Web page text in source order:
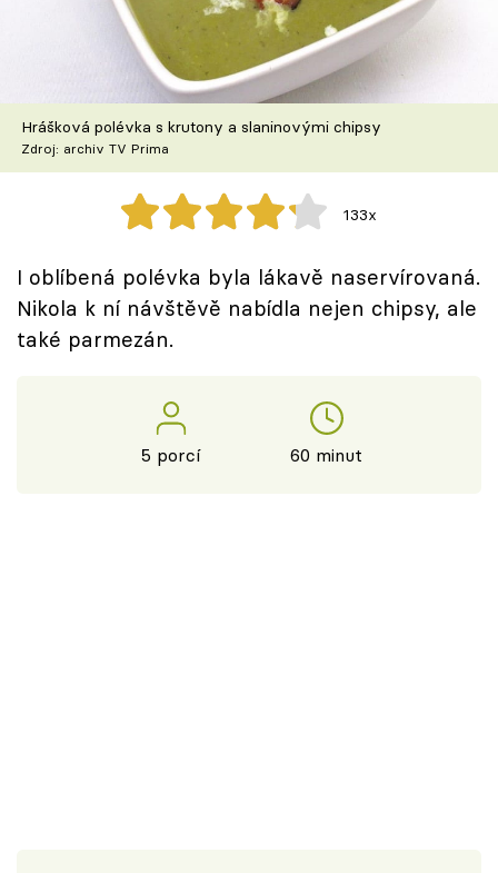
Škola vaření
Recepty z TV
Speciál: Cuketa
Těhotnej kuchař
Přihlášení
Hrášková polévka s krutony a slaninovými chipsy
Zdroj: archiv TV Prima
133x
I oblíbená polévka byla lákavě naservírovaná.
Nikola k ní návštěvě nabídla nejen chipsy, ale
také parmezán.
5 porcí 60 minut